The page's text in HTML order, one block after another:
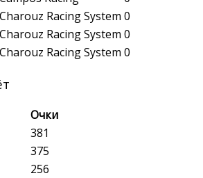
Charouz Racing System 0
Charouz Racing System 0
Charouz Racing System 0
Очки
381
375
256